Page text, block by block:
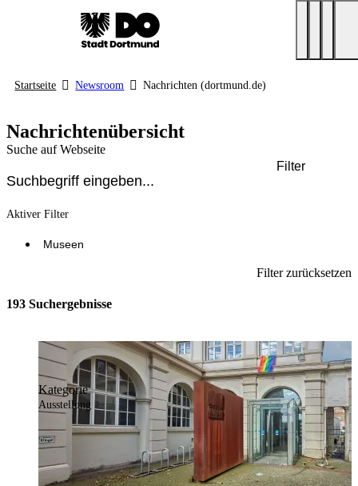
Startseite Newsroom Nachrichten (dortmund.de)
Nachrichtenübersicht
Suche auf Webseite
Filter
Aktiver Filter
Museen
Filter zurücksetzen
193 Suchergebnisse
Kategorie
Ausstellung